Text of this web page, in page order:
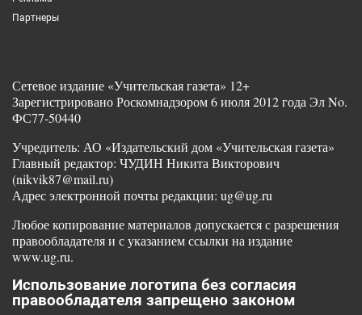
Партнеры
Сетевое издание «Учительская газета» 12+
Зарегистрировано Роскомнадзором 6 июля 2012 года Эл No.
ФС77-50440
Учредитель: АО «Издательский дом «Учительская газета»
Главный редактор: ЧУДИН Никита Викторович
(nikvik87@mail.ru)
Адрес электронной почты редакции: ug@ug.ru
Любое копирование материалов допускается с разрешения
правообладателя и с указанием ссылки на издание
www.ug.ru.
Использование логотипа без согласия
правообладателя запрещено законом